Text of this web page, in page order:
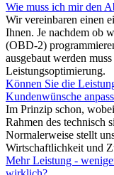
Wie muss ich mir den
Wir vereinbaren einen
Ihnen. Je nachdem ob
(OBD-2)
ausgebaut werden
Leistungsoptimierung.
Können Sie die
Kundenwünsche
Im Prinzip schon,
Rahmen des technisch
Normalerweise stellt
Wirtschaftlichkeit und
Mehr Leistung -